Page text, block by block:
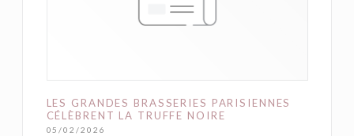
LES GRANDES BRASSERIES PARISIENNES
CÉLÈBRENT LA TRUFFE NOIRE
05/02/2026